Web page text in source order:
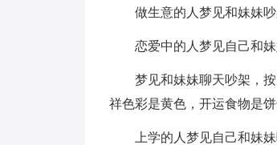
做生意的人梦见和妹妹
恋爱中的人梦见自己和
梦见和妹妹聊天吵架，
祥色彩是黄色，开运食物是饼
上学的人梦见自己和妹